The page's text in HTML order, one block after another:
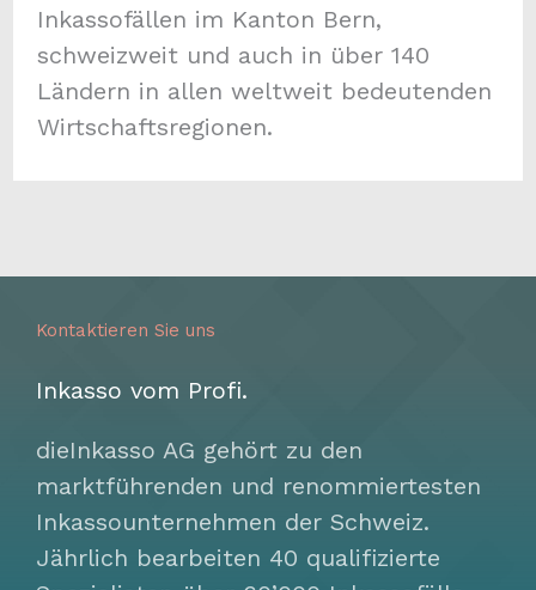
Inkassofällen im Kanton Bern,
schweizweit und auch in über 140
Ländern in allen weltweit bedeutenden
Wirtschaftsregionen.
Kontaktieren Sie uns
Inkasso vom Profi.
dieInkasso AG gehört zu den
marktführenden und renommiertesten
Inkassounternehmen der Schweiz.
Jährlich bearbeiten 40 qualifizierte